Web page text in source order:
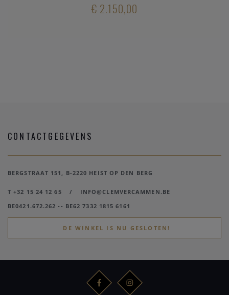
€ 2.150,00
CONTACTGEGEVENS
BERGSTRAAT 151, B-2220 HEIST OP DEN BERG
T +32 15 24 12 65 /
INFO@CLEMVERCAMMEN.BE
BE0421.672.262 -- BE62 7332 1815 6161
DE WINKEL IS NU GESLOTEN!